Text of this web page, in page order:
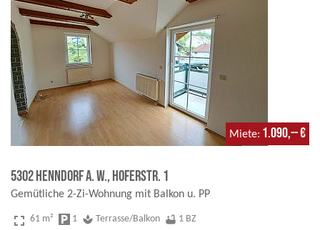
Miete 1.090,-- €
5302 Henndorf a. W., Hoferstr. 1
Gemütliche 2-Zi-Wohnung mit Balkon u. PP
fullscreen 61 m² local_parking 1 spa Terrasse/Balkon bathtub 1 BZ